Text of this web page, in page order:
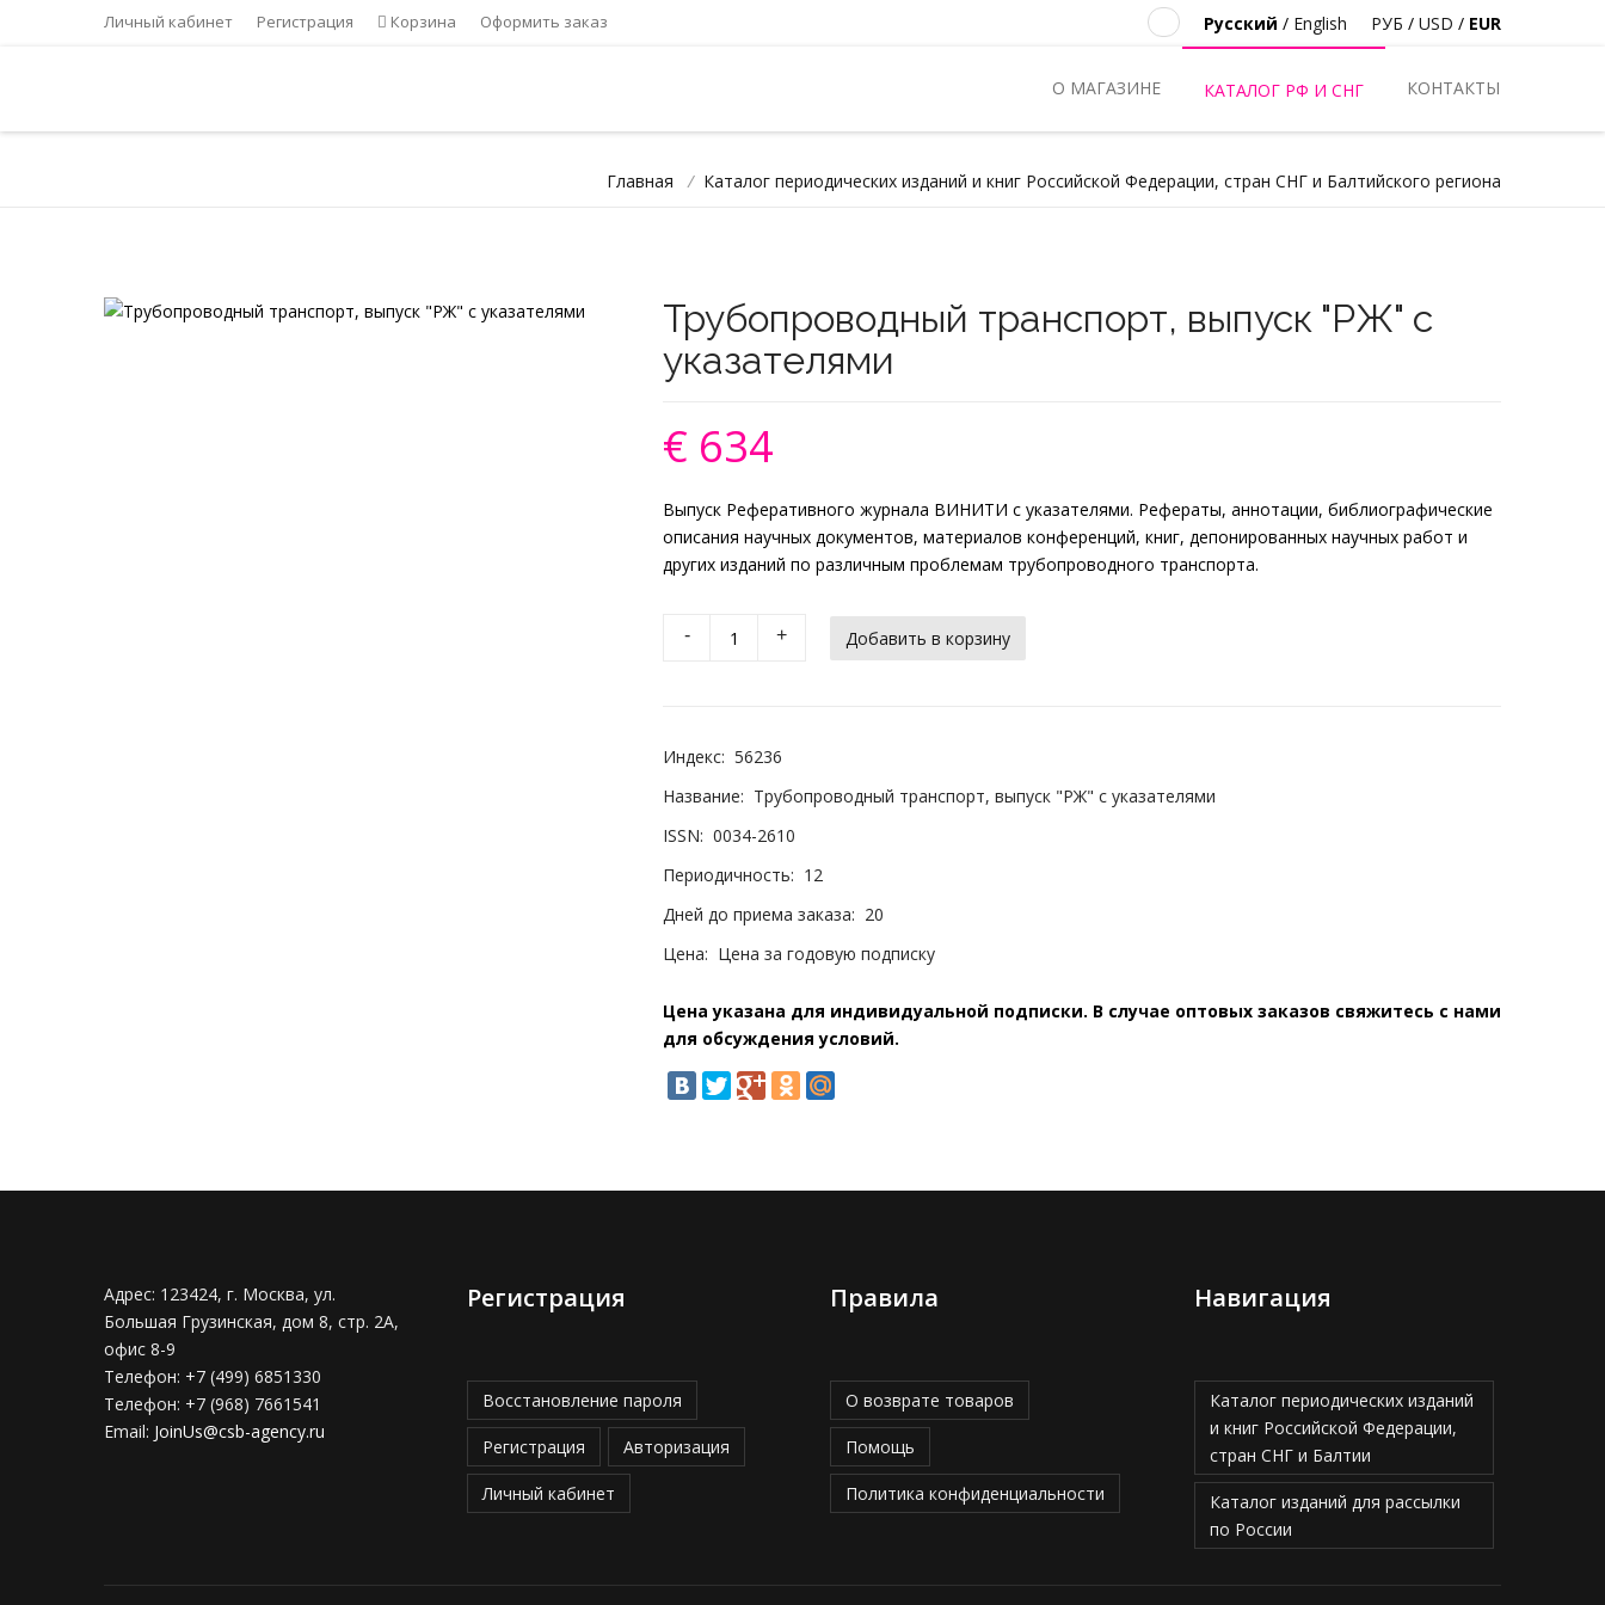
Личный кабинет Регистрация Корзина Оформить заказ РУБ / USD / EUR
Русский / English
О МАГАЗИНЕ КАТАЛОГ РФ И СНГ КОНТАКТЫ
Главная / Каталог периодических изданий и книг Российской Федерации, стран СНГ и Балтийского региона
Трубопроводный транспорт, выпуск "РЖ" с
указателями
€ 634
Выпуск Реферативного журнала ВИНИТИ с указателями. Рефераты, аннотации, библиографические
описания научных документов, материалов конференций, книг, депонированных научных работ и
других изданий по различным проблемам трубопроводного транспорта.
- +
Индекс: 56236
Название: Трубопроводный транспорт, выпуск "РЖ" с указателями
ISSN: 0034-2610
Периодичность: 12
Дней до приема заказа: 20
Цена: Цена за годовую подписку
Цена указана для индивидуальной подписки. В случае оптовых заказов свяжитесь с нами
для обсуждения условий.
Адрес: 123424, г. Москва, ул.
Большая Грузинская, дом 8, стр. 2А,
офис 8-9
Телефон: +7 (499) 6851330
Телефон: +7 (968) 7661541
Email: JoinUs@csb-agency.ru
Регистрация
Восстановление пароля
Регистрация Авторизация
Личный кабинет
Правила
О возврате товаров
Помощь
Политика конфиденциальности
Навигация
Каталог периодических изданий
и книг Российской Федерации,
стран СНГ и Балтии
Каталог изданий для рассылки
по России